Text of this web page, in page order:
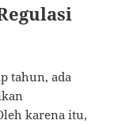
tahun, ada
karena itu,